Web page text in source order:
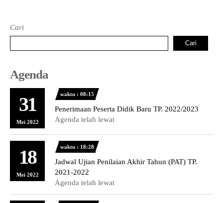
Cari
Cari
Agenda
31
Mei 2022
waktu : 08:15
Penerimaan Peserta Didik Baru TP. 2022/2023
Agenda telah lewat
18
Mei 2022
waktu : 18:28
Jadwal Ujian Penilaian Akhir Tahun (PAT) TP.
2021-2022
Agenda telah lewat